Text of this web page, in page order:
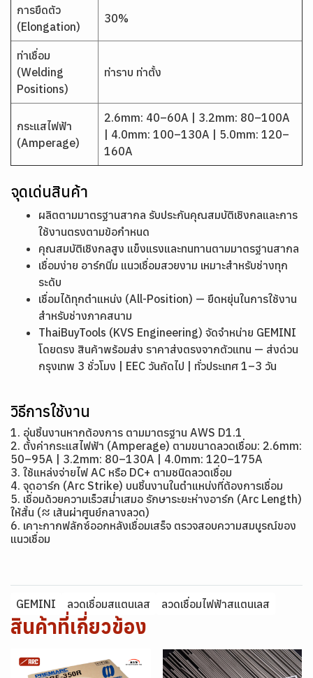
การยืดตัว
(Elongation)
30%
ท่าเชื่อม
(Welding
Positions)
ท่าราบ ท่าตั้ง
กระแสไฟฟ้า
(Amperage)
2.6mm: 40–60A | 3.2mm: 80–100A
| 4.0mm: 100–130A | 5.0mm: 120–
160A
จุดเด่นสินค้า
ผลิตตามมาตรฐานสากล รับประกันคุณสมบัติเชิงกลและการ
ใช้งานตรงตามข้อกำหนด
คุณสมบัติเชิงกลสูง แข็งแรงและทนทานตามมาตรฐานสากล
เชื่อมง่าย อาร์กนิ่ม แนวเชื่อมสวยงาม เหมาะสำหรับช่างทุก
ระดับ
เชื่อมได้ทุกตำแหน่ง (All-Position) — ยืดหยุ่นในการใช้งาน
สำหรับช่างภาคสนาม
ThaiBuyTools (KVS Engineering) จัดจำหน่าย GEMINI
โดยตรง สินค้าพร้อมส่ง ราคาส่งตรงจากตัวแทน — ส่งด่วน
กรุงเทพ 3 ชั่วโมง | EEC วันถัดไป | ทั่วประเทศ 1–3 วัน
วิธีการใช้งาน
1. อุ่นชิ้นงานหากต้องการ ตามมาตรฐาน AWS D1.1
2. ตั้งค่ากระแสไฟฟ้า (Amperage) ตามขนาดลวดเชื่อม: 2.6mm:
50–95A | 3.2mm: 80–130A | 4.0mm: 120–175A
3. ใช้แหล่งจ่ายไฟ AC หรือ DC+ ตามชนิดลวดเชื่อม
4. จุดอาร์ก (Arc Strike) บนชิ้นงานในตำแหน่งที่ต้องการเชื่อม
5. เชื่อมด้วยความเร็วสม่ำเสมอ รักษาระยะห่างอาร์ก (Arc Length)
ให้สั้น (≈ เส้นผ่าศูนย์กลางลวด)
6. เคาะกากฟลักซ์ออกหลังเชื่อมเสร็จ ตรวจสอบความสมบูรณ์ของ
แนวเชื่อม
GEMINI ลวดเชื่อมสแตนเลส ลวดเชื่อมไฟฟ้าสแตนเลส
สินค้าที่เกี่ยวข้อง